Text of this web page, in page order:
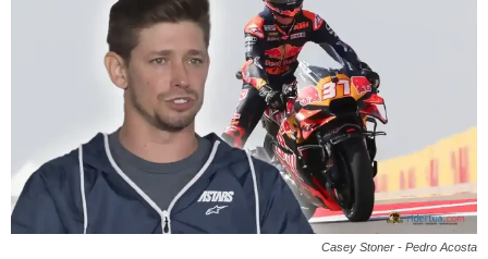
Casey Stoner - Pedro Acosta